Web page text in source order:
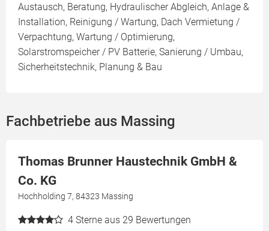
Austausch, Beratung, Hydraulischer Abgleich, Anlage &
Installation, Reinigung / Wartung, Dach Vermietung /
Verpachtung, Wartung / Optimierung,
Solarstromspeicher / PV Batterie, Sanierung / Umbau,
Sicherheitstechnik, Planung & Bau
Fachbetriebe aus Massing
Thomas Brunner Haustechnik GmbH &
Co. KG
Hochholding 7, 84323 Massing
4 Sterne aus 29 Bewertungen